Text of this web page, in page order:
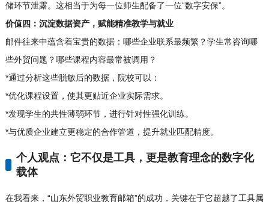
储环节泄露。这相当于为每一位师生配备了一位“数字安保”。
价值四：沉淀数据资产，赋能精准教学与就业
邮件往来中蕴含着宝贵的数据：哪些企业联系最频繁？学生常咨询哪
些外贸问题？哪些课程内容最常被调用？
*通过分析这些脱敏后的数据，院校可以：
*优化课程设置，使其更贴近企业实际需求。
*发现学生的共性薄弱环节，进行针对性强化训练。
*与优质企业建立更稳定的合作管道，提升就业匹配精度。
个人观点：它不仅是工具，更是教育理念的数字化
载体
在我看来，“山东外贸职业教育邮箱”的成功，关键在于它超越了工具属